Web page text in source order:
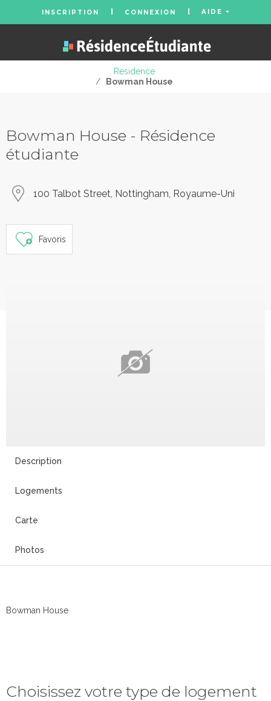
INSCRIPTION CONNEXION AIDE
Residence
/
Bowman House
Bowman House - Résidence
étudiante
100 Talbot Street, Nottingham, Royaume-Uni
Favoris
Description
Logements
Carte
Photos
Bowman House
Choisissez votre type de logement